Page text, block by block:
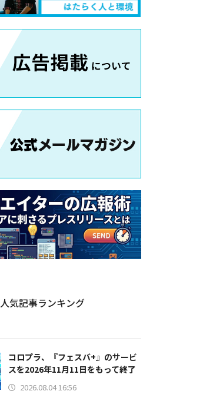
人気記事ランキング
コロプラ、『フェスバ+』のサービ
スを2026年11月11日をもって終了
2026.08.04 16:56